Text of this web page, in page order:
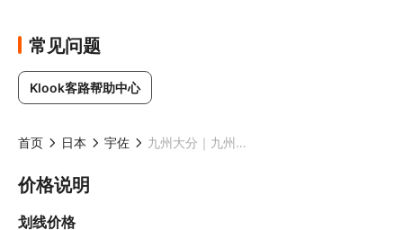
常见问题
Klook客路帮助中心
首页 日本 宇佐 九州大分｜九州自然动物园&由布岳&汤布院&金麟湖&海地狱一日游（福冈出发）
价格说明
划线价格